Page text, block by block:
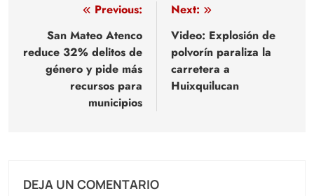
Navegación
entradas
Previous:
San Mateo Atenco
reduce 32% delitos de
género y pide más
recursos para
municipios
Next:
Video: Explosión de
polvorín paraliza la
carretera a
Huixquilucan
DEJA UN COMENTARIO